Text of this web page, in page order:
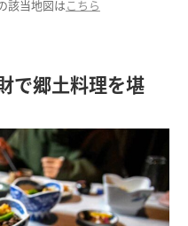
該当地図はこちら
で郷土料理を堪